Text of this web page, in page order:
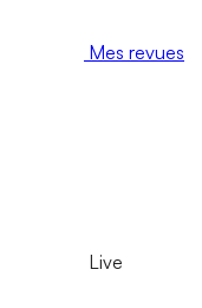
Mes revues
Live